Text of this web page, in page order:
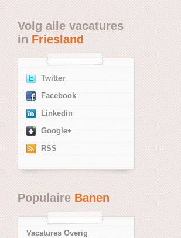
Volg alle vacatures
inFriesland
Twitter
Facebook
Linkedin
Google+
RSS
PopulaireBanen
Vacatures Overig